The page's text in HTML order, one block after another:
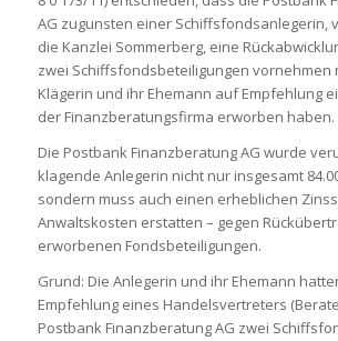
AG zugunsten einer Schiffsfondsanlegerin,
die Kanzlei Sommerberg, eine
zwei Schiffsfondsbeteiligungen vornehmen
Klägerin und ihr Ehemann auf Empfehlung
der Finanzberatungsfirma erworben haben.
Die Postbank Finanzberatung AG wurde
klagende Anlegerin nicht nur insgesamt
sondern muss auch einen erheblichen
Anwaltskosten erstatten – gegen
erworbenen Fondsbeteiligungen.
Grund: Die Anlegerin und ihr Ehemann
Empfehlung eines Handelsvertreters
Postbank Finanzberatung AG zwei